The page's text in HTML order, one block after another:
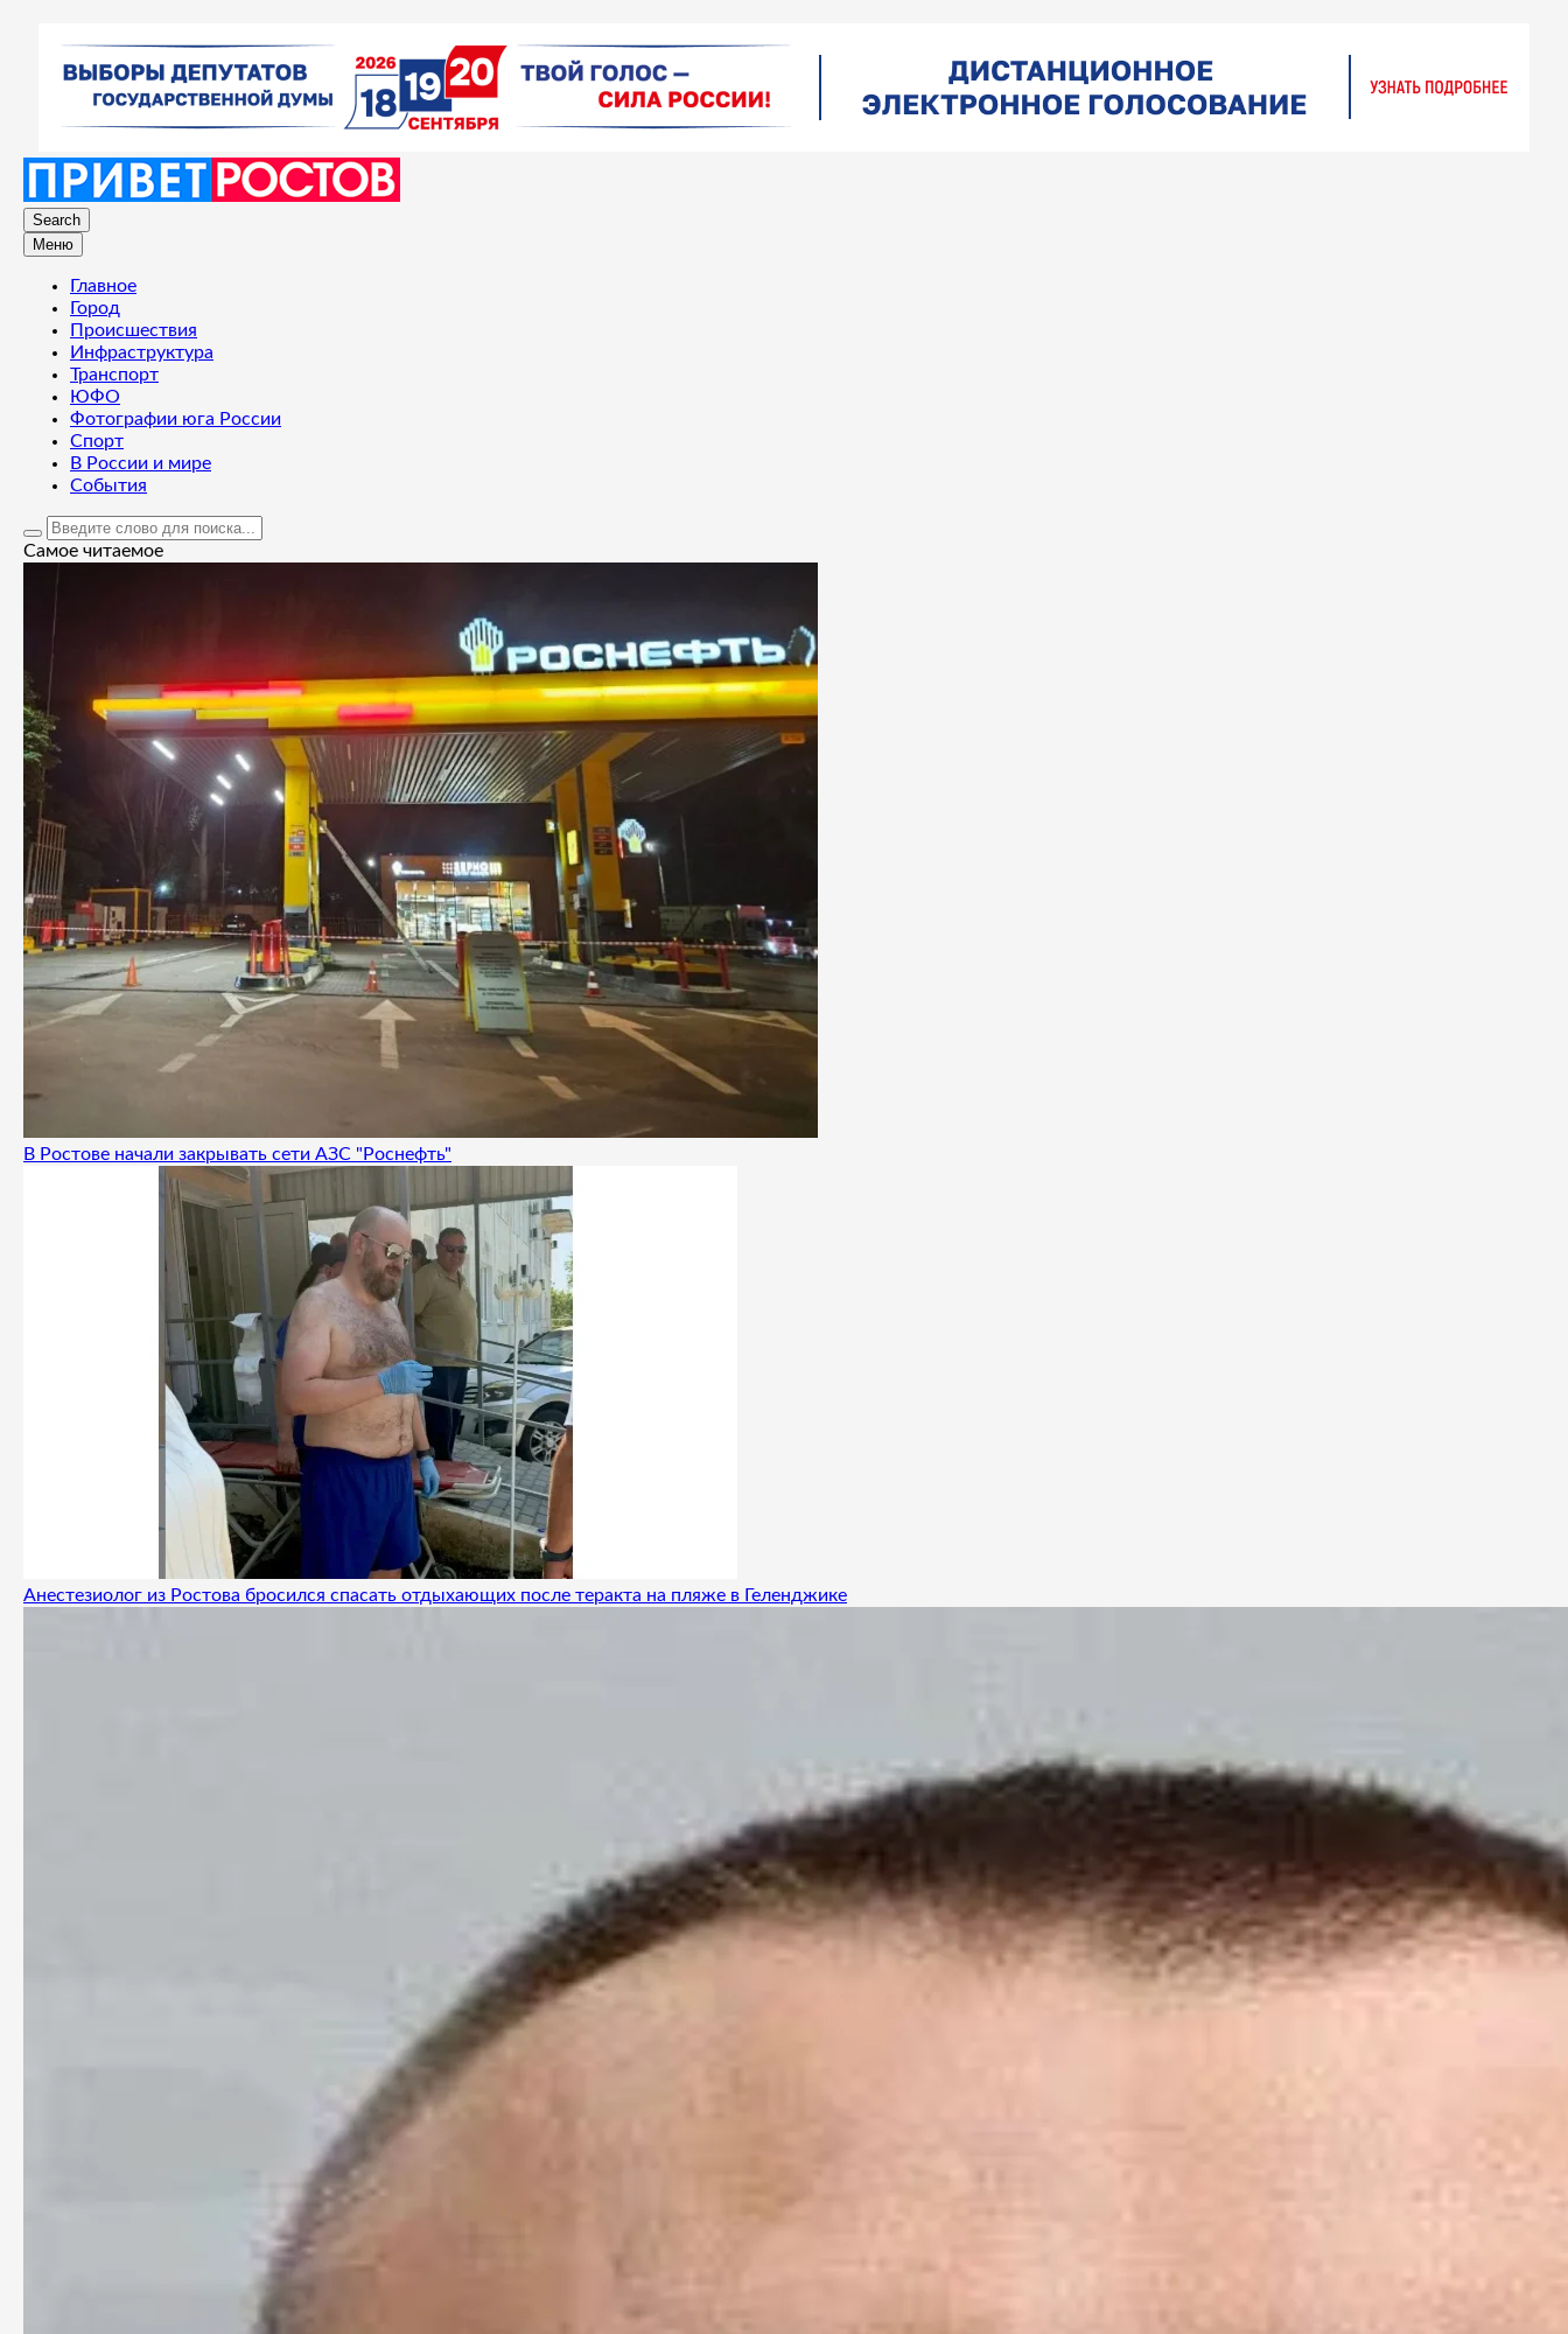
Search
Меню
Главное
Город
Происшествия
Инфраструктура
Транспорт
ЮФО
Фотографии юга России
Спорт
В России и мире
События
Самое читаемое
В Ростове начали закрывать сети АЗС "Роснефть"
Анестезиолог из Ростова бросился спасать отдыхающих после теракта на пляже в Геленджике